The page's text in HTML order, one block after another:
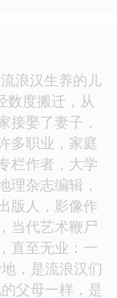
浪汉生养的儿
数度搬迁，从
接娶了妻子，
多职业，家庭
栏作者，大学
理杂志编辑，
版人，影像作
当代艺术鞭尸
直至无业：一
，是流浪汉们
父母一样，是